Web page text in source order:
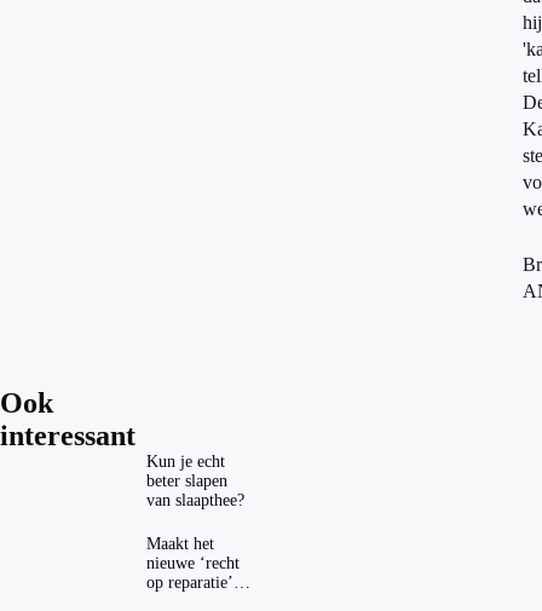
hij
Ook
interessant
Kun je echt
beter slapen
van slaapthee?
Maakt het
nieuwe ‘recht
op reparatie’